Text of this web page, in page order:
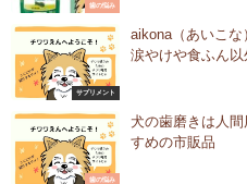
歯の悩み
サプリメント
aikona（あいこな
涙やけや食ふん以
歯の悩み
犬の歯磨きは人
すめの市販品